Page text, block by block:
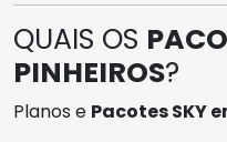
QUAIS OS
PINHEIROS?
Planos e Pacotes SKY